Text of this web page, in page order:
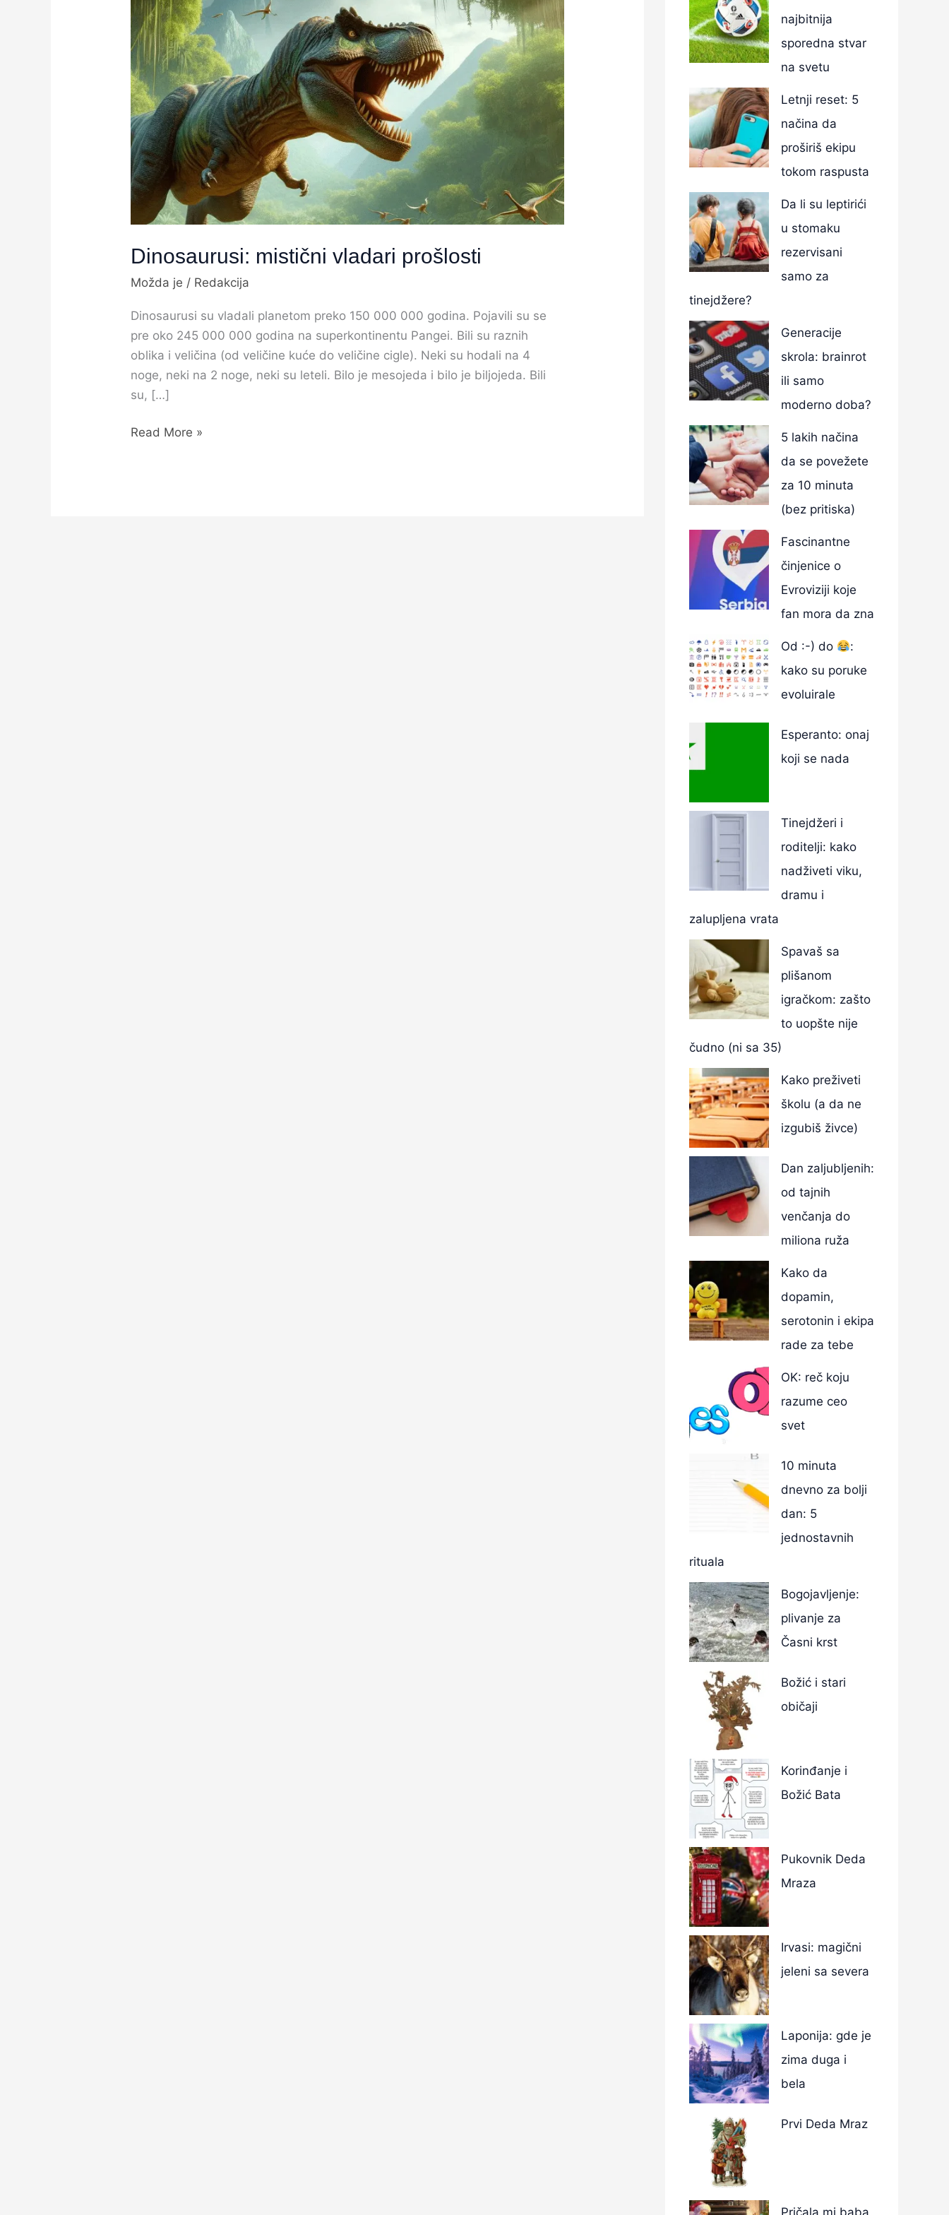
Dinosaurusi: mistični vladari prošlosti
Možda je / Redakcija
Dinosaurusi su vladali planetom preko 150 000 000 godina. Pojavili su se
pre oko 245 000 000 godina na superkontinentu Pangei. Bili su raznih
oblika i veličina (od veličine kuće do veličine cigle). Neki su hodali na 4
noge, neki na 2 noge, neki su leteli. Bilo je mesojeda i bilo je biljojeda. Bili
su, […]
mistični
vladari
prošlosti
Read More »
najbitnija
sporedna stvar
na svetu
Letnji reset: 5
načina da
proširiš ekipu
tokom raspusta
Da li su leptirići
u stomaku
rezervisani
samo za
tinejdžere?
Generacije
skrola: brainrot
ili samo
moderno doba?
5 lakih načina
da se povežete
za 10 minuta
(bez pritiska)
Fascinantne
činjenice o
Evroviziji koje
fan mora da zna
Od :-) do
:
kako su poruke
evoluirale
Esperanto: onaj
koji se nada
Tinejdžeri i
roditelji: kako
nadživeti viku,
dramu i
zalupljena vrata
Spavaš sa
plišanom
igračkom: zašto
to uopšte nije
čudno (ni sa 35)
Kako preživeti
školu (a da ne
izgubiš živce)
Dan zaljubljenih:
od tajnih
venčanja do
miliona ruža
Kako da
dopamin,
serotonin i ekipa
rade za tebe
OK: reč koju
razume ceo
svet
10 minuta
dnevno za bolji
dan: 5
jednostavnih
rituala
Bogojavljenje:
plivanje za
Časni krst
Božić i stari
običaji
Korinđanje i
Božić Bata
Pukovnik Deda
Mraza
Irvasi: magični
jeleni sa severa
Laponija: gde je
zima duga i
bela
Prvi Deda Mraz
Pričala mi baba